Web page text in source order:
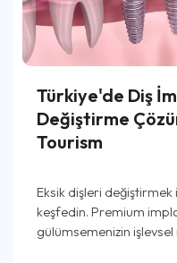
Türkiye'de Diş
Değiştirme
Tourism
Eksik dişleri değiştirmek
keşfedin. Premium